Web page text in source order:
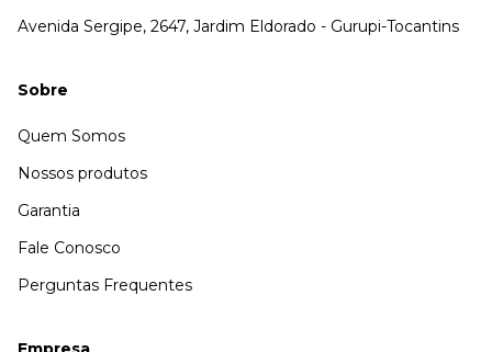
Avenida Sergipe, 2647, Jardim Eldorado - Gurupi-Tocantins
Sobre
Quem Somos
Nossos produtos
Garantia
Fale Conosco
Perguntas Frequentes